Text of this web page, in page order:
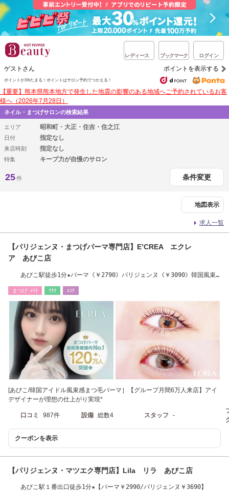
レディース ブックマーク ログイン
ゲストさん ポイントを表示する
ポイントが1%たまる！ ポイントはサロン予約でつかえる！
【重要】熊本県熊本地方で発生した地震の影響のある地域へご予約されているお客
様へ（2026年7月28日）
ネイル・まつげサロンの検索結果
エリア 昭和町・大正・住吉・住之江
日付 指定なし
来店時刻 指定なし
特集 キープ力が自慢のサロン
25件 条件変更
地図表示
求人一覧
【パリジェンヌ・まつげパーマ専門店】E’CREA エクレ
ア あびこ店
あびこ駅徒歩1分★パーマ《￥2790》パリジェンヌ《￥3090》韓国風束
まつげ･ﾒｲｸ ﾘﾗｸ ｴｽﾃ
[あびこ/韓国アイドル風束感まつ毛パーマ］【グループ月間6万人来店】アイ
デザイナーが理想の仕上がり実現*
口コミ 987件 設備 総数4 スタッフ -
クーポンを表示
【パリジェンヌ・マツエク専門店】Lila リラ あびこ店
あびこ駅１番出口徒歩1分★【パーマ￥2990/パリジェンヌ￥3690】